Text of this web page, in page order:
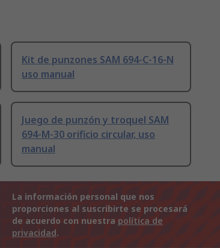
Kit de punzones SAM 694-C-16-N
uso manual
Juego de punzón y troquel SAM
694-M-30 orificio circular, uso
manual
La información personal que nos
proporciones al suscribirte se procesará
de acuerdo con nuestra política de
privacidad.